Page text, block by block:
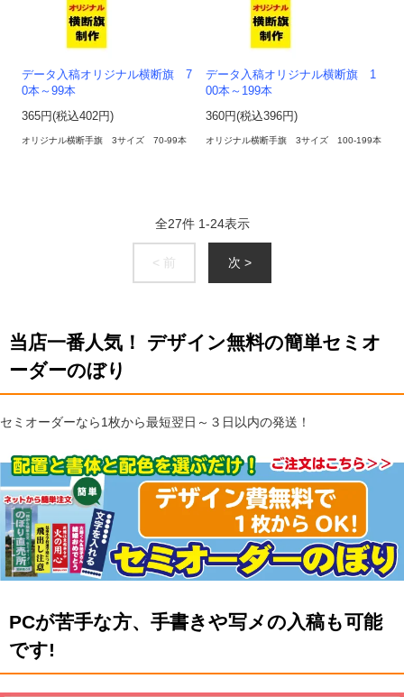
データ入稿オリジナル横断旗 7
0本～99本
365円(税込402円)
オリジナル横断手旗 3サイズ 70-99本
データ入稿オリジナル横断旗 1
00本～199本
360円(税込396円)
オリジナル横断手旗 3サイズ 100-199本
全27件 1-24表示
< 前 次 >
当店一番人気！ デザイン無料の簡単セミオ
ーダーのぼり
セミオーダーなら1枚から最短翌日～３日以内の発送！
PCが苦手な方、手書きや写メの入稿も可能
です!